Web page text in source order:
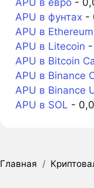
APU в евро-
APU в фунтах-
APU в Ethereum
APU в Litecoin
APU в Bitcoin
APU в Binance
APU в Binance
APU в SOL -
Главная /